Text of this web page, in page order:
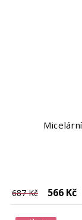
687 Kč 566 Kč